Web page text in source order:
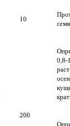
10
200
0,8-